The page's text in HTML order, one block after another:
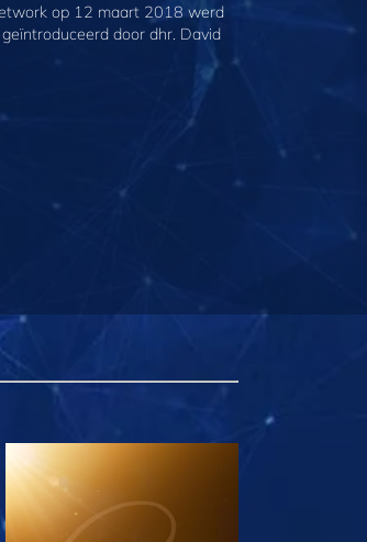
op 12 maart 2018 werd
door dhr. David